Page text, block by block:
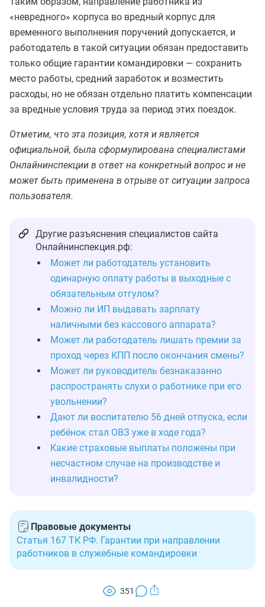
«невредного» корпуса во вредный корпус для
временного выполнения поручений допускается, и
работодатель в такой ситуации обязан предоставить
только общие гарантии командировки ― сохранить
место работы, средний заработок и возместить
расходы, но не обязан отдельно платить компенсации
за вредные условия труда за период этих поездок.
Отметим, что эта позиция, хотя и является
официальной, была сформулирована специалистами
Онлайнинспекции в ответ на конкретный вопрос и не
может быть применена в отрыве от ситуации запроса
пользователя.
Другие разъяснения специалистов сайта
Онлайнинспекция.рф:
Может ли работодатель установить
одинарную оплату работы в выходные с
обязательным отгулом?
Можно ли ИП выдавать зарплату
наличными без кассового аппарата?
Может ли работодатель лишать премии за
проход через КПП после окончания смены?
Может ли руководитель безнаказанно
распространять слухи о работнике при его
увольнении?
Дают ли воспитателю 56 дней отпуска, если
ребёнок стал ОВЗ уже в ходе года?
Какие страховые выплаты положены при
несчастном случае на производстве и
инвалидности?
Правовые документы
Статья 167 ТК РФ. Гарантии при направлении
работников в служебные командировки
351